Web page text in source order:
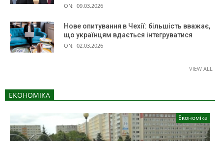
ON: 09.03.2026
Нове опитування в Чехії: більшість вважає,
що українцям вдається інтегруватися
ON: 02.03.2026
VIEW ALL
ЕКОНОМІКА
Економіка